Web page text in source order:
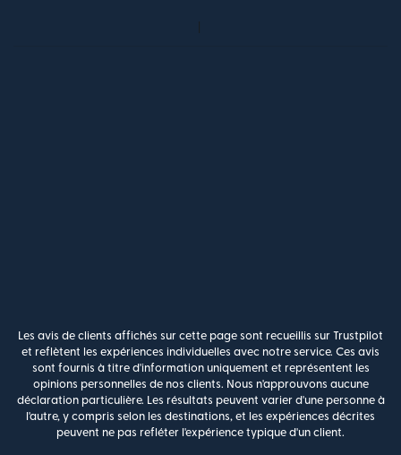
Les avis de clients affichés sur cette page sont recueillis sur Trustpilot
et reflètent les expériences individuelles avec notre service. Ces avis
sont fournis à titre d'information uniquement et représentent les
opinions personnelles de nos clients. Nous n'approuvons aucune
déclaration particulière. Les résultats peuvent varier d'une personne à
l'autre, y compris selon les destinations, et les expériences décrites
peuvent ne pas refléter l'expérience typique d'un client.